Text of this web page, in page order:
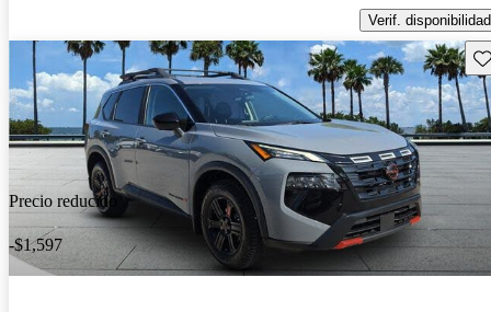
Verif. disponibilidad
Precio reducido
-$1,597